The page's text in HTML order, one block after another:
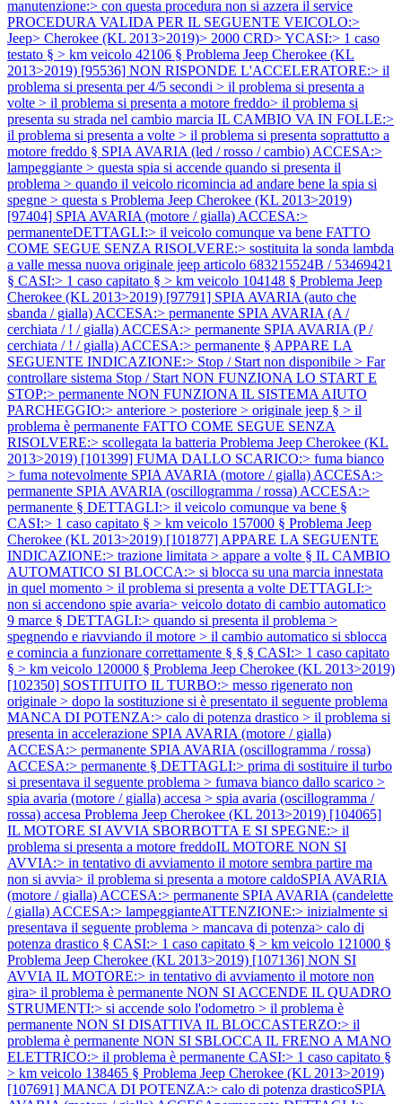
manutenzione:> con questa procedura non si azzera il service
PROCEDURA VALIDA PER IL SEGUENTE VEICOLO:>
Jeep> Cherokee (KL 2013>2019)> 2000 CRD> YCASI:> 1 caso
testato § > km veicolo 42106 § Problema Jeep Cherokee (KL
2013>2019) [95536] NON RISPONDE L'ACCELERATORE:> il
problema si presenta per 4/5 secondi > il problema si presenta a
volte > il problema si presenta a motore freddo> il problema si
presenta su strada nel cambio marcia IL CAMBIO VA IN FOLLE:>
il problema si presenta a volte > il problema si presenta soprattutto a
motore freddo § SPIA AVARIA (led / rosso / cambio) ACCESA:>
lampeggiante > questa spia si accende quando si presenta il
problema > quando il veicolo ricomincia ad andare bene la spia si
spegne > questa s Problema Jeep Cherokee (KL 2013>2019)
[97404] SPIA AVARIA (motore / gialla) ACCESA:>
permanenteDETTAGLI:> il veicolo comunque va bene FATTO
COME SEGUE SENZA RISOLVERE:> sostituita la sonda lambda
a valle messa nuova originale jeep articolo 683215524B / 53469421
§ CASI:> 1 caso capitato § > km veicolo 104148 § Problema Jeep
Cherokee (KL 2013>2019) [97791] SPIA AVARIA (auto che
sbanda / gialla) ACCESA:> permanente SPIA AVARIA (A /
cerchiata / ! / gialla) ACCESA:> permanente SPIA AVARIA (P /
cerchiata / ! / gialla) ACCESA:> permanente § APPARE LA
SEGUENTE INDICAZIONE:> Stop / Start non disponibile > Far
controllare sistema Stop / Start NON FUNZIONA LO START E
STOP:> permanente NON FUNZIONA IL SISTEMA AIUTO
PARCHEGGIO:> anteriore > posteriore > originale jeep § > il
problema è permanente FATTO COME SEGUE SENZA
RISOLVERE:> scollegata la batteria Problema Jeep Cherokee (KL
2013>2019) [101399] FUMA DALLO SCARICO:> fuma bianco
> fuma notevolmente SPIA AVARIA (motore / gialla) ACCESA:>
permanente SPIA AVARIA (oscillogramma / rossa) ACCESA:>
permanente § DETTAGLI:> il veicolo comunque va bene §
CASI:> 1 caso capitato § > km veicolo 157000 § Problema Jeep
Cherokee (KL 2013>2019) [101877] APPARE LA SEGUENTE
INDICAZIONE:> trazione limitata > appare a volte § IL CAMBIO
AUTOMATICO SI BLOCCA:> si blocca su una marcia innestata
in quel momento > il problema si presenta a volte DETTAGLI:>
non si accendono spie avaria> veicolo dotato di cambio automatico
9 marce § DETTAGLI:> quando si presenta il problema >
spegnendo e riavviando il motore > il cambio automatico si sblocca
e comincia a funzionare correttamente § § § CASI:> 1 caso capitato
§ > km veicolo 120000 § Problema Jeep Cherokee (KL 2013>2019)
[102350] SOSTITUITO IL TURBO:> messo rigenerato non
originale > dopo la sostituzione si è presentato il seguente problema
MANCA DI POTENZA:> calo di potenza drastico > il problema si
presenta in accelerazione SPIA AVARIA (motore / gialla)
ACCESA:> permanente SPIA AVARIA (oscillogramma / rossa)
ACCESA:> permanente § DETTAGLI:> prima di sostituire il turbo
si presentava il seguente problema > fumava bianco dallo scarico >
spia avaria (motore / gialla) accesa > spia avaria (oscillogramma /
rossa) accesa Problema Jeep Cherokee (KL 2013>2019) [104065]
IL MOTORE SI AVVIA SBORBOTTA E SI SPEGNE:> il
problema si presenta a motore freddoIL MOTORE NON SI
AVVIA:> in tentativo di avviamento il motore sembra partire ma
non si avvia> il problema si presenta a motore caldoSPIA AVARIA
(motore / gialla) ACCESA:> permanente SPIA AVARIA (candelette
/ gialla) ACCESA:> lampeggianteATTENZIONE:> inizialmente si
presentava il seguente problema > mancava di potenza> calo di
potenza drastico § CASI:> 1 caso capitato § > km veicolo 121000 §
Problema Jeep Cherokee (KL 2013>2019) [107136] NON SI
AVVIA IL MOTORE:> in tentativo di avviamento il motore non
gira> il problema è permanente NON SI ACCENDE IL QUADRO
STRUMENTI:> si accende solo l'odometro > il problema è
permanente NON SI DISATTIVA IL BLOCCASTERZO:> il
problema è permanente NON SI SBLOCCA IL FRENO A MANO
ELETTRICO:> il problema è permanente CASI:> 1 caso capitato §
> km veicolo 138465 § Problema Jeep Cherokee (KL 2013>2019)
[107691] MANCA DI POTENZA:> calo di potenza drasticoSPIA